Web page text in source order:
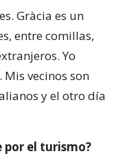
Gràcia es un
entre comillas,
Yo
vecinos son
y el otro día
el turismo?